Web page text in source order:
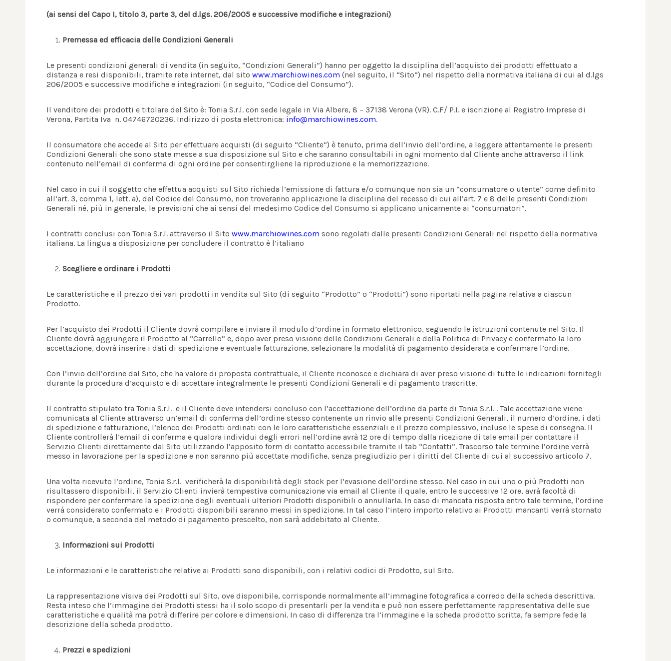
(ai sensi del Capo I, titolo 3, parte 3, del d.lgs. 206/2005 e successive modifiche e integrazioni)
Premessa ed efficacia delle Condizioni Generali
Le presenti condizioni generali di vendita (in seguito, “Condizioni Generali”) hanno per oggetto la disciplina dell’acquisto dei prodotti effettuato a
distanza e resi disponibili, tramite rete internet, dal sito www.marchiowines.com (nel seguito, il “Sito”) nel rispetto della normativa italiana di cui al d.lgs
206/2005 e successive modifiche e integrazioni (in seguito, “Codice del Consumo”).
Il venditore dei prodotti e titolare del Sito è: Tonia S.r.l. con sede legale in Via Albere, 8 – 37138 Verona (VR). C.F/ P.I. e iscrizione al Registro Imprese di
Verona, Partita Iva n. 04746720236. Indirizzo di posta elettronica: info@marchiowines.com.
Il consumatore che accede al Sito per effettuare acquisti (di seguito “Cliente”) è tenuto, prima dell’invio dell’ordine, a leggere attentamente le presenti
Condizioni Generali che sono state messe a sua disposizione sul Sito e che saranno consultabili in ogni momento dal Cliente anche attraverso il link
contenuto nell’email di conferma di ogni ordine per consentirgliene la riproduzione e la memorizzazione.
Nel caso in cui il soggetto che effettua acquisti sul Sito richieda l’emissione di fattura e/o comunque non sia un “consumatore o utente” come definito
all’art. 3, comma 1, lett. a), del Codice del Consumo, non troveranno applicazione la disciplina del recesso di cui all’art. 7 e 8 delle presenti Condizioni
Generali né, più in generale, le previsioni che ai sensi del medesimo Codice del Consumo si applicano unicamente ai “consumatori”.
I contratti conclusi con Tonia S.r.l. attraverso il Sito www.marchiowines.com sono regolati dalle presenti Condizioni Generali nel rispetto della normativa
italiana. La lingua a disposizione per concludere il contratto è l’italiano
Scegliere e ordinare i Prodotti
Le caratteristiche e il prezzo dei vari prodotti in vendita sul Sito (di seguito “Prodotto” o “Prodotti”) sono riportati nella pagina relativa a ciascun
Prodotto.
Per l’acquisto dei Prodotti il Cliente dovrà compilare e inviare il modulo d’ordine in formato elettronico, seguendo le istruzioni contenute nel Sito. Il
Cliente dovrà aggiungere il Prodotto al “Carrello” e, dopo aver preso visione delle Condizioni Generali e della Politica di Privacy e confermato la loro
accettazione, dovrà inserire i dati di spedizione e eventuale fatturazione, selezionare la modalità di pagamento desiderata e confermare l’ordine.
Con l’invio dell’ordine dal Sito, che ha valore di proposta contrattuale, il Cliente riconosce e dichiara di aver preso visione di tutte le indicazioni fornitegli
durante la procedura d’acquisto e di accettare integralmente le presenti Condizioni Generali e di pagamento trascritte.
Il contratto stipulato tra Tonia S.r.l. e il Cliente deve intendersi concluso con l’accettazione dell’ordine da parte di Tonia S.r.l. . Tale accettazione viene
comunicata al Cliente attraverso un’email di conferma dell’ordine stesso contenente un rinvio alle presenti Condizioni Generali, il numero d’ordine, i dati
di spedizione e fatturazione, l’elenco dei Prodotti ordinati con le loro caratteristiche essenziali e il prezzo complessivo, incluse le spese di consegna. Il
Cliente controllerà l’email di conferma e qualora individui degli errori nell’ordine avrà 12 ore di tempo dalla ricezione di tale email per contattare il
Servizio Clienti direttamente dal Sito utilizzando l’apposito form di contatto accessibile tramite il tab “Contatti”. Trascorso tale termine l’ordine verrà
messo in lavorazione per la spedizione e non saranno più accettate modifiche, senza pregiudizio per i diritti del Cliente di cui al successivo articolo 7.
Una volta ricevuto l’ordine, Tonia S.r.l. verificherà la disponibilità degli stock per l’evasione dell’ordine stesso. Nel caso in cui uno o più Prodotti non
risultassero disponibili, il Servizio Clienti invierà tempestiva comunicazione via email al Cliente il quale, entro le successive 12 ore, avrà facoltà di
rispondere per confermare la spedizione degli eventuali ulteriori Prodotti disponibili o annullarla. In caso di mancata risposta entro tale termine, l’ordine
verrà considerato confermato e i Prodotti disponibili saranno messi in spedizione. In tal caso l’intero importo relativo ai Prodotti mancanti verrà stornato
o comunque, a seconda del metodo di pagamento prescelto, non sarà addebitato al Cliente.
Informazioni sui Prodotti
Le informazioni e le caratteristiche relative ai Prodotti sono disponibili, con i relativi codici di Prodotto, sul Sito.
La rappresentazione visiva dei Prodotti sul Sito, ove disponibile, corrisponde normalmente all’immagine fotografica a corredo della scheda descrittiva.
Resta inteso che l’immagine dei Prodotti stessi ha il solo scopo di presentarli per la vendita e può non essere perfettamente rappresentativa delle sue
caratteristiche e qualità ma potrà differire per colore e dimensioni. In caso di differenza tra l’immagine e la scheda prodotto scritta, fa sempre fede la
descrizione della scheda prodotto.
Prezzi e spedizioni